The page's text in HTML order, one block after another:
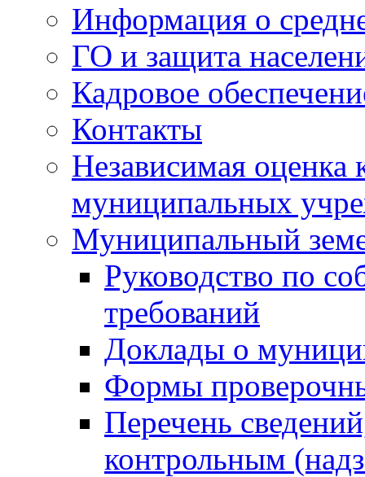
Информация о
ГО и защита
Кадровое
Контакты
Независимая оценка
муниципальных
Муниципальный
Руководство по
требований
Доклады о
Формы
Перечень
контрольным